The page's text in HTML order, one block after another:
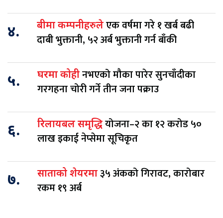
४. बीमा कम्पनीहरुलेएक वर्षमा गरे १ खर्ब बढी
दाबी भुक्तानी, ५२ अर्ब भुक्तानी गर्न बाँकी
५. घरमा कोहीनभएको मौका पारेर सुनचाँदीका
गरगहना चोरी गर्ने तीन जना पक्राउ
६. रिलायबल समृद्धियोजना–२ का १२ करोड ५०
लाख इकाई नेप्सेमा सूचिकृत
७. साताको शेयरमा३५ अंकको गिरावट, कारोबार
रकम १९ अर्ब